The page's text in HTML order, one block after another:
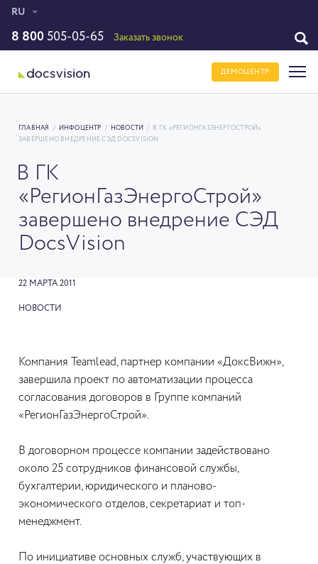
RU
8 800 505-05-65 Заказать звонок
ДЕМОЦЕНТР
ГЛАВНАЯ / ИНФОЦЕНТР / НОВОСТИ /
В ГК «РЕГИОНГАЗЭНЕРГОСТРОЙ»
ЗАВЕРШЕНО ВНЕДРЕНИЕ СЭД DOCSVISION
В ГК
«РегионГазЭнергоСтрой»
завершено внедрение СЭД
DocsVision
22 МАРТА 2011
НОВОСТИ
Компания Teamlead, партнер компании «ДоксВижн»,
завершила проект по автоматизации процесса
согласования договоров в Группе компаний
«РегионГазЭнергоСтрой».
В договорном процессе компании задействовано
около 25 сотрудников финансовой службы,
бухгалтерии, юридического и планово-
экономического отделов, секретариат и топ-
менеджмент.
По инициативе основных служб, участвующих в